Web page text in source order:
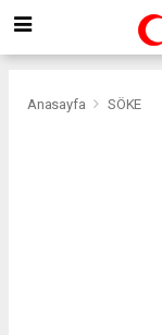
Anasayfa SÖKE